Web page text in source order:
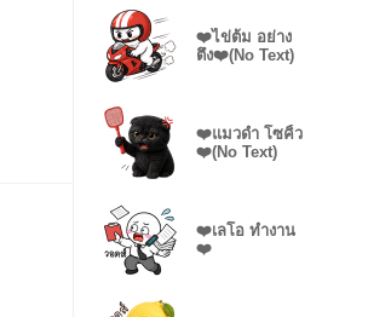
❤️ไข่ต้ม อย่าง
ตึง❤️(No Text)
❤️แมวดำ โซคิ้ว
❤️(No Text)
❤️เลโอ ทำงาน
❤️